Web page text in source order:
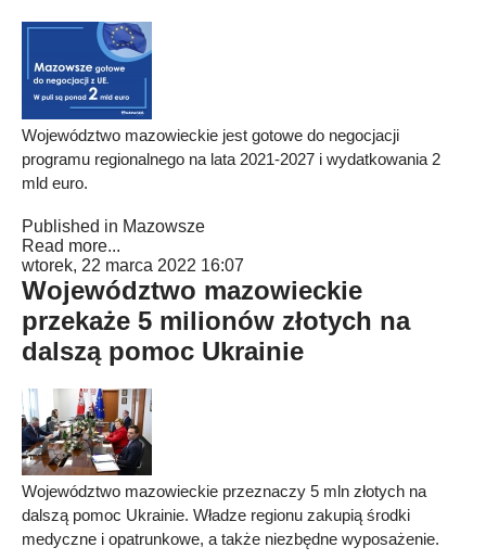
Województwo mazowieckie jest gotowe do negocjacji
programu regionalnego na lata 2021-2027 i wydatkowania 2
mld euro.
Published in Mazowsze
Read more...
wtorek, 22 marca 2022 16:07
Województwo mazowieckie
przekaże 5 milionów złotych na
dalszą pomoc Ukrainie
Województwo mazowieckie przeznaczy 5 mln złotych na
dalszą pomoc Ukrainie. Władze regionu zakupią środki
medyczne i opatrunkowe, a także niezbędne wyposażenie.